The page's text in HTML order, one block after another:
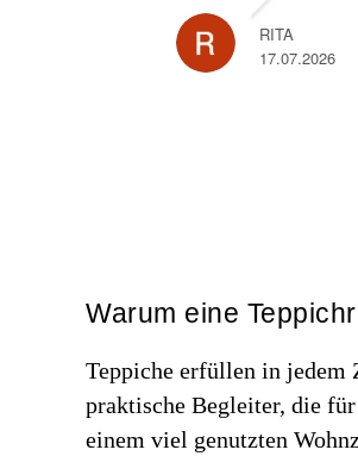
RITA
17.07.2026
Warum eine
Teppiche erfüllen in jedem
praktische Begleiter, die
einem viel genutzten